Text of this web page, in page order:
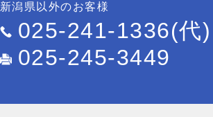
新潟県以外のお客様
025-241-1336(代)
025-245-3449